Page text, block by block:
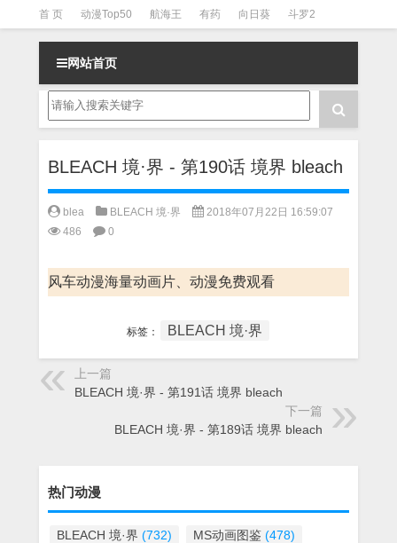
首 页 动漫Top50 航海王 有药 向日葵 斗罗2
斗罗3 火影 一拳超人 柯南 阴阳师 节目清单
网站首页
BLEACH 境·界 - 第190话 境界 bleach
blea BLEACH 境·界
2018年07月22日 16:59:07
486
0
风车动漫海量动画片、动漫免费观看
标签： BLEACH 境·界
上一篇
BLEACH 境·界 - 第191话 境界 bleach
下一篇
BLEACH 境·界 - 第189话 境界 bleach
热门动漫
BLEACH 境·界 (732) MS动画图鉴 (478)